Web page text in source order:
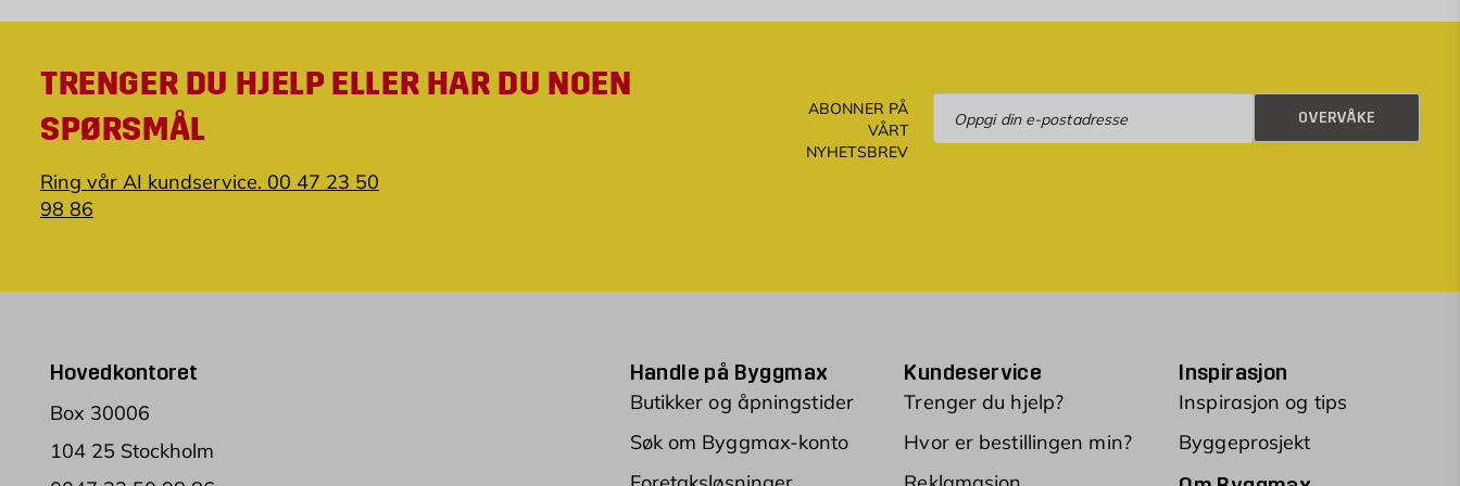
TRENGER DU HJELP ELLER HAR DU NOEN
SPØRSMÅL
Ring vår AI kundservice. 00 47 23 50
98 86
ABONNER PÅ
VÅRT
NYHETSBREV
OVERVÅKE
Hovedkontoret
Box 30006
104 25 Stockholm
Handle på Byggmax
Butikker og åpningstider
Søk om Byggmax-konto
Kundeservice
Trenger du hjelp?
Hvor er bestillingen min?
Inspirasjon
Inspirasjon og tips
Byggeprosjekt